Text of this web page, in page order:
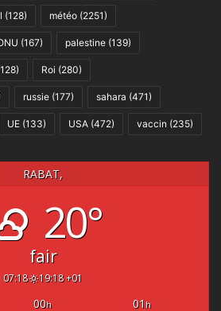
(128) météo (2251)
(167) palestine (139)
Roi (280)
russie (177) sahara (471)
UE (133) USA (472) vaccin (235)
RABAT,
20°
fair
07:18 19:18 +01
00h 01 h